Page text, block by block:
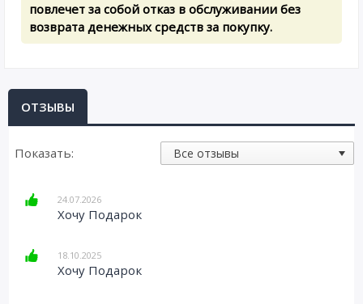
повлечет за собой отказ в обслуживании без
возврата денежных средств за покупку.
ОТЗЫВЫ
Показать:
24.07.2026
Хочу Подарок
18.10.2025
Хочу Подарок